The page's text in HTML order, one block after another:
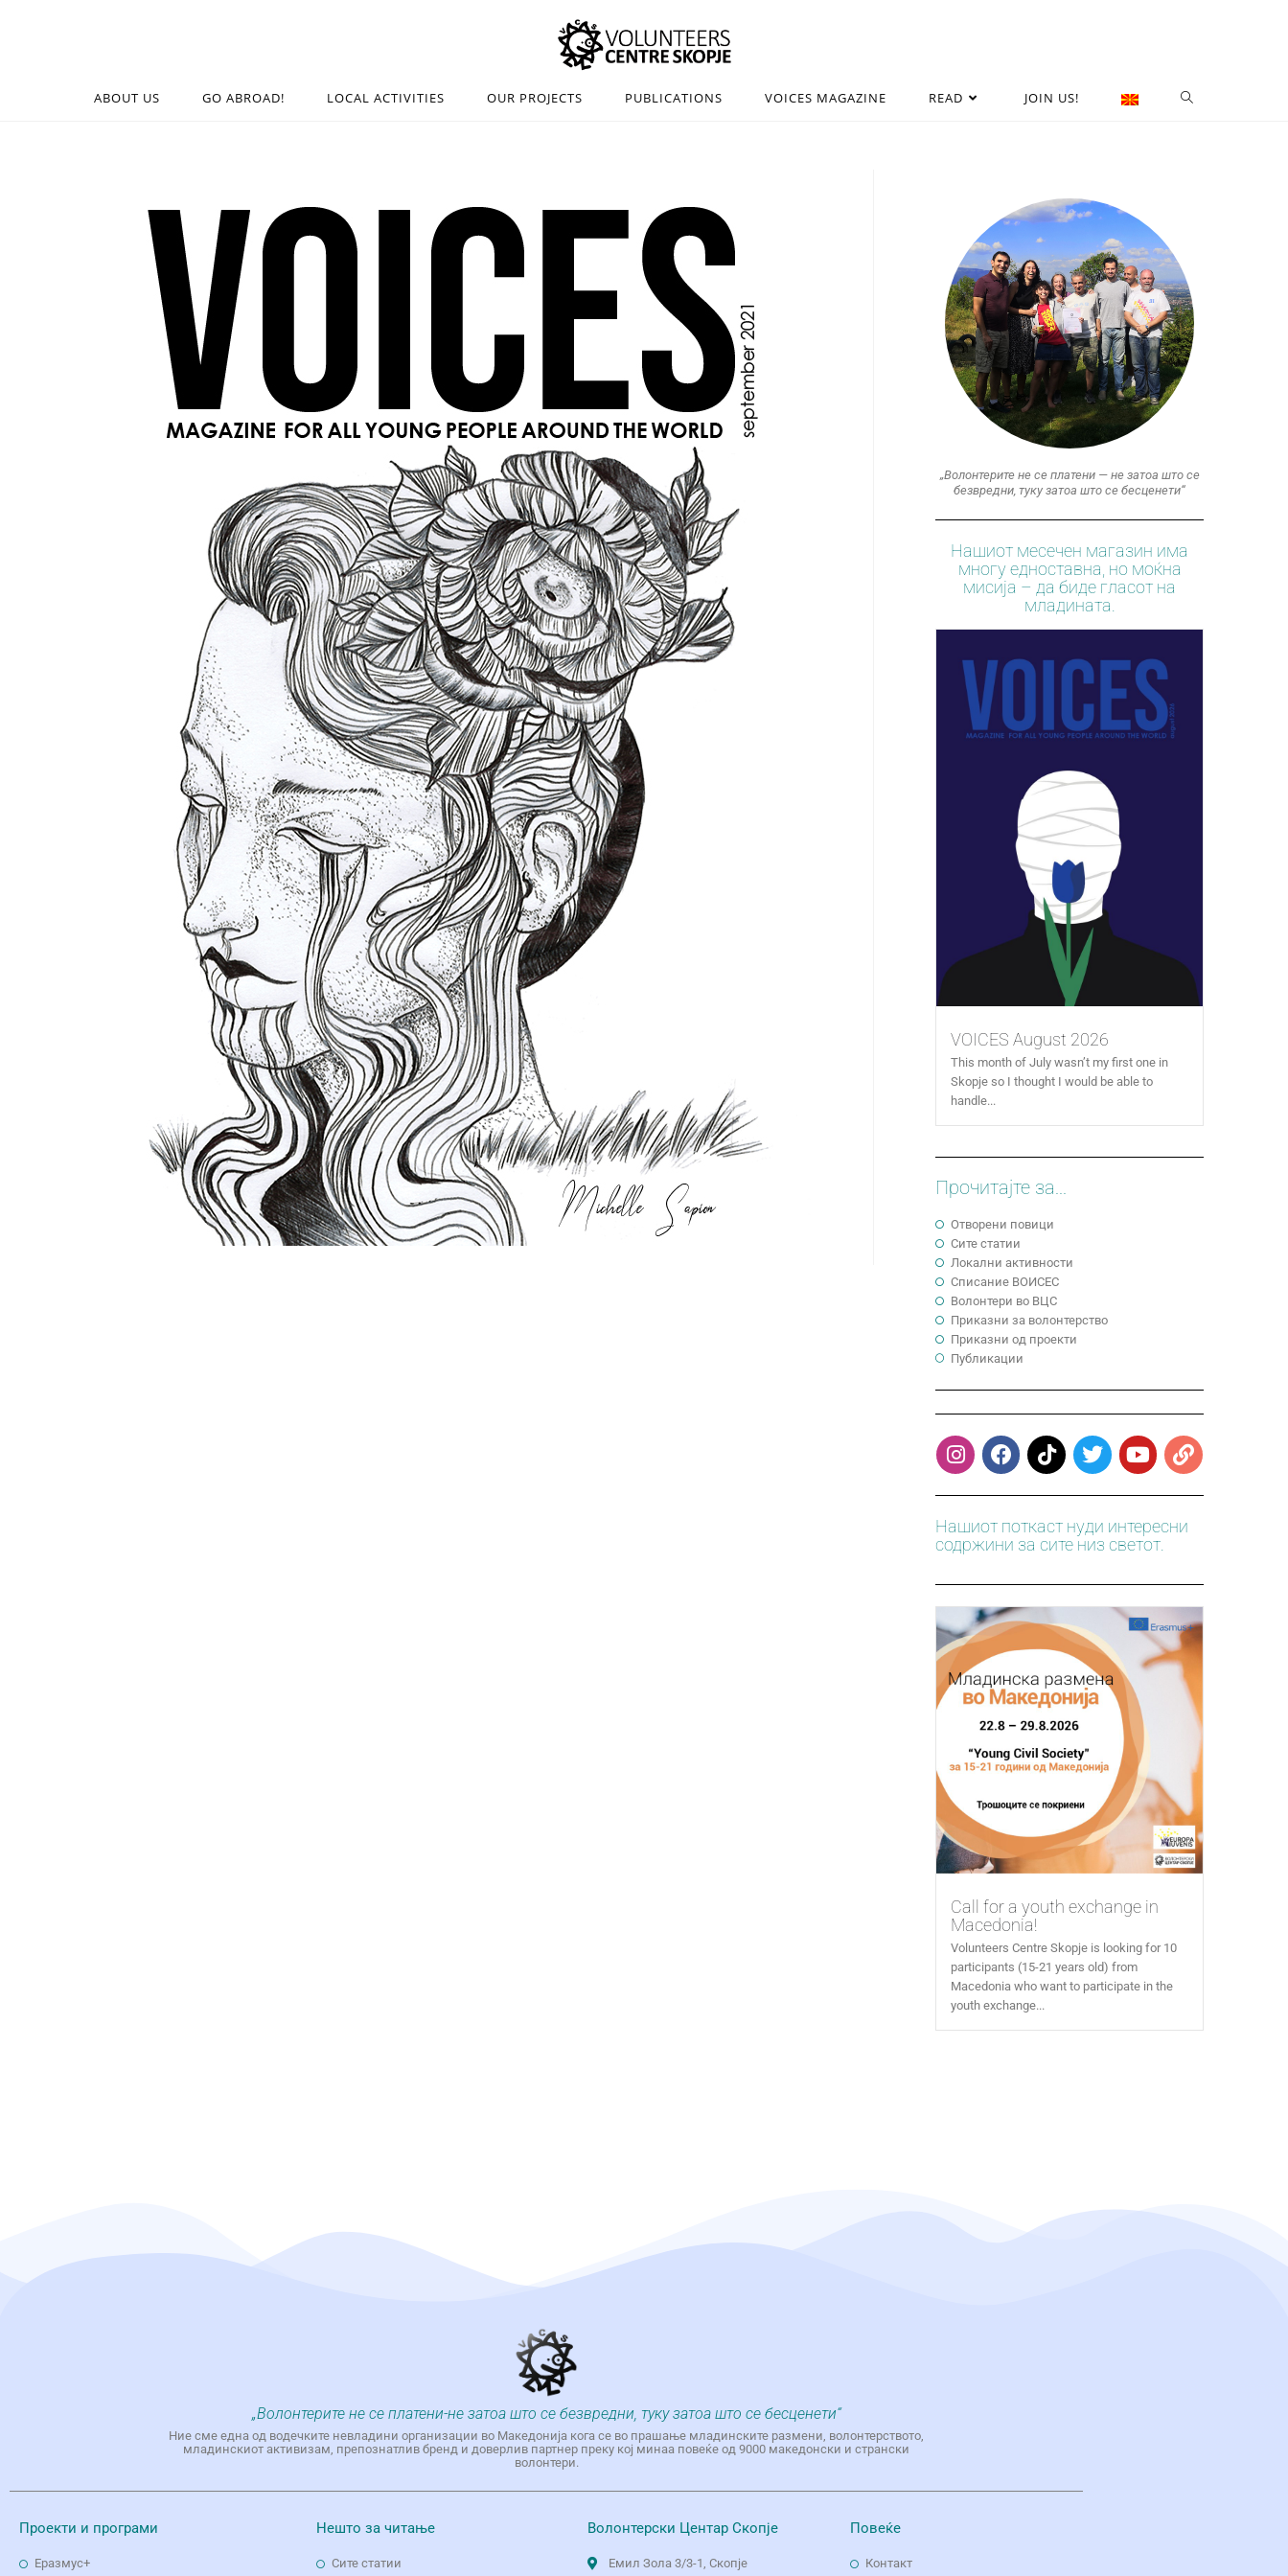
ABOUT US GO ABROAD! LOCAL ACTIVITIES OUR PROJECTS PUBLICATIONS VOICES MAGAZINE READ JOIN US!
„Волонтерите не се платени — не затоа што се
безвредни, туку затоа што се бесценети“
Нашиот месечен магазин има
многу едноставна, но моќна
мисија – да биде гласот на
младината.
VOICES August 2026
This month of July wasn’t my first one in
Skopje so I thought I would be able to
handle...
Прочитајте за...
Отворени повици
Сите статии
Локални активности
Cписание ВОИСЕС
Волонтери во ВЦС
Приказни за волонтерство
Приказни од проекти
Публикации
Нашиот поткаст нуди интересни
содржини за сите низ светот.
Call for a youth exchange in
Macedonia!
Volunteers Centre Skopje is looking for 10
participants (15-21 years old) from
Macedonia who want to participate in the
youth exchange...
„Волонтерите не се платени-не затоа што се безвредни, туку затоа што се бесценети“
Ние сме една од водечките невладини организации во Македонија кога се во прашање младинските размени, волонтерството,
младинскиот активизам, препознатлив бренд и доверлив партнер преку кој минаа повеќе од 9000 македонски и странски
волонтери.
Проекти и програми
Еразмус+
Нешто за читање
Сите статии
Волонтерски Центар Скопје
Емил Зола 3/3-1, Скопје
Повеќе
Контакт